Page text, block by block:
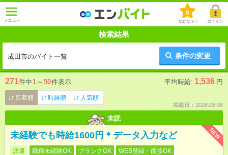
メニュー
0
気になる！ ログイン
検索結果
成田市のバイト一覧 条件の変更
271件中1 ～ 50件表示 平均時給: 1,536 円
新着順 時給順 人気順
掲載日：2026.08.08
未読
NEW
未経験でも時給1600円＊データ入力など
派遣 職種未経験OK ブランクOK WEB登録・面接OK